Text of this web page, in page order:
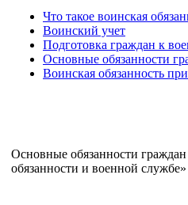
Что такое воинская
Воинский учет
Подготовка граждан к
Основные обязанности
Воинская обязанность
Основные обязанности
обязанности и военной